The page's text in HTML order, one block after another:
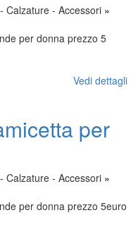
Calzature - Accessori »
per donna prezzo 5
Vedi dettagli
per
Calzature - Accessori »
per donna prezzo 5euro